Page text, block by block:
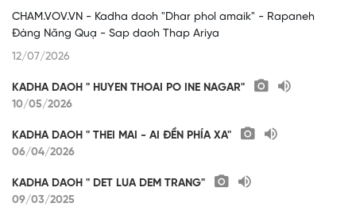
CHAM.VOV.VN - Kadha daoh "Dhar phol amaik" - Rapaneh
Đàng Năng Quạ - Sap daoh Thap Ariya
12/07/2026
KADHA DAOH " HUYEN THOAI PO INE NAGAR"
10/05/2026
KADHA DAOH " THEI MAI - AI ĐỀN PHÍA XA"
06/04/2026
KADHA DAOH " DET LUA DEM TRANG"
09/03/2025